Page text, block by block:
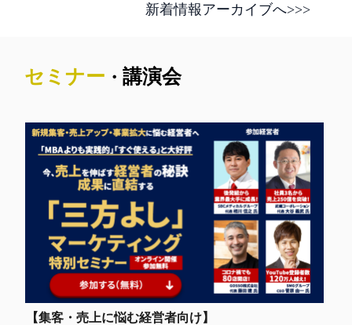
新着情報アーカイブへ>>>
大阪にてMBS1開催！
大阪MBS1の詳細はこちら
セミナー ・ 講演会
【集客・売上に悩む経営者向け】